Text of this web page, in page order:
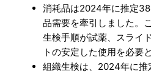
消耗品は2024年に推定
品需要を牽引しました。
生検手順が試薬、スライ
トの安定した使用を必要
組織生検は、2024年に推